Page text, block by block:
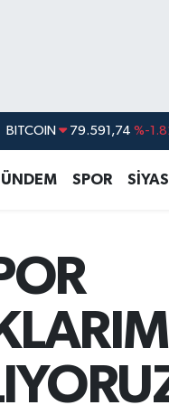
DOLAR 45,43620
BİST100
BITCOIN 79.591,74
SPOR